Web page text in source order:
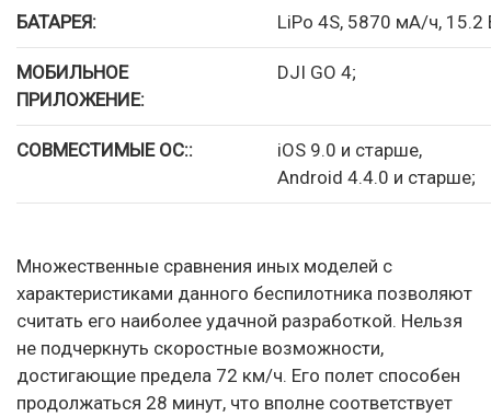
БАТАРЕЯ: LiPo 4S, 5870 мА/ч, 15.2
МОБИЛЬНОЕ
ПРИЛОЖЕНИЕ:
DJI GO 4;
СОВМЕСТИМЫЕ ОС::
iOS 9.0 и старше,
Android 4.4.0 и старше;
Множественные сравнения иных моделей с
характеристиками данного беспилотника позволяют
считать его наиболее удачной разработкой. Нельзя
не подчеркнуть скоростные возможности,
достигающие предела 72 км/ч. Его полет способен
продолжаться 28 минут, что вполне соответствует